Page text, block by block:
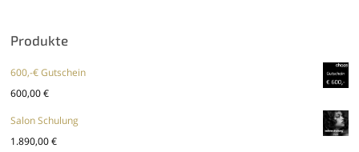
Produkte
600,-€ Gutschein
600,00€
Salon Schulung
1.890,00€